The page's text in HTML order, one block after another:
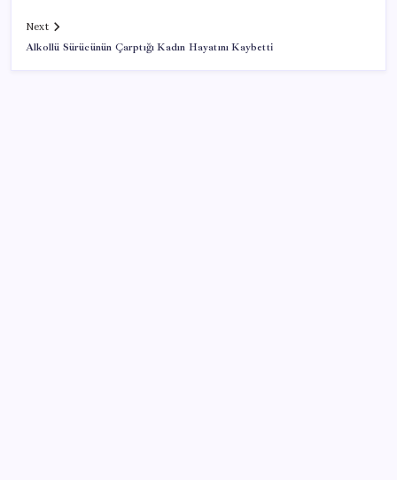
Next
Alkollü Sürücünün Çarptığı Kadın Hayatını Kaybetti